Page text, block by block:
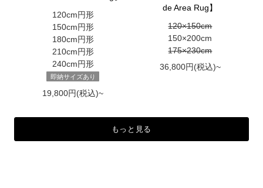
120cm円形
150cm円形
180cm円形
210cm円形
240cm円形
即納サイズあり
19,800円(税込)~
de Area Rug】
120×150cm
150×200cm
175×230cm
36,800円(税込)~
もっと見る